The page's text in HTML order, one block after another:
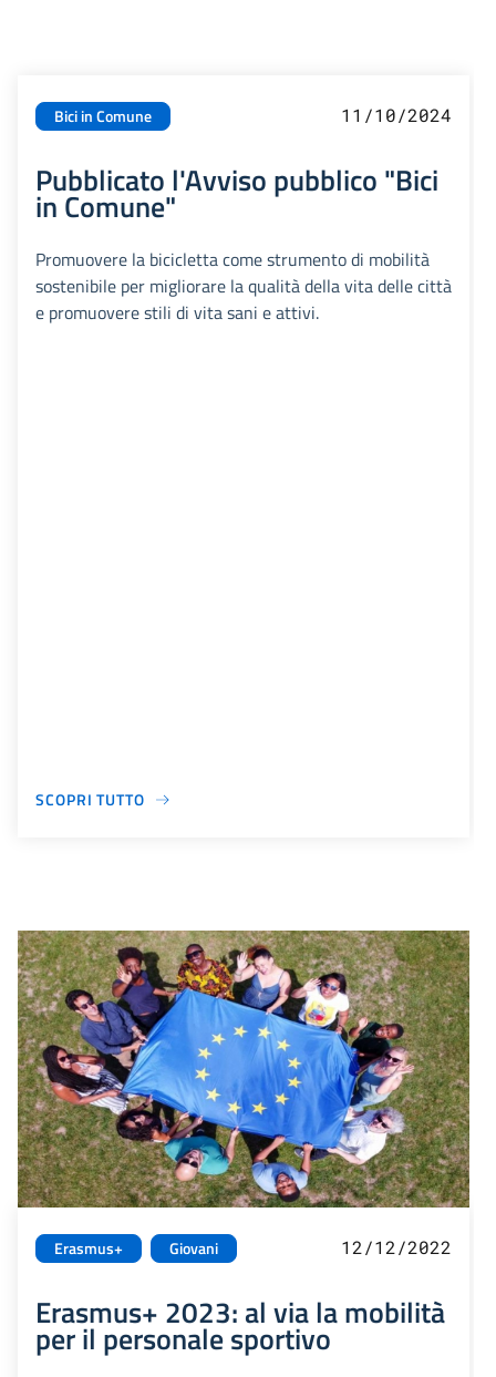
Bici in Comune 11/10/2024
Pubblicato l'Avviso pubblico "Bici
in Comune"
Promuovere la bicicletta come strumento di mobilità
sostenibile per migliorare la qualità della vita delle città
e promuovere stili di vita sani e attivi.
SCOPRI TUTTO
Erasmus+ Giovani 12/12/2022
Erasmus+ 2023: al via la mobilità
per il personale sportivo